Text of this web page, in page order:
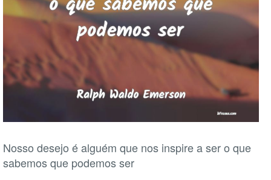
Nosso desejo é alguém que nos inspire a ser o que
sabemos que podemos ser